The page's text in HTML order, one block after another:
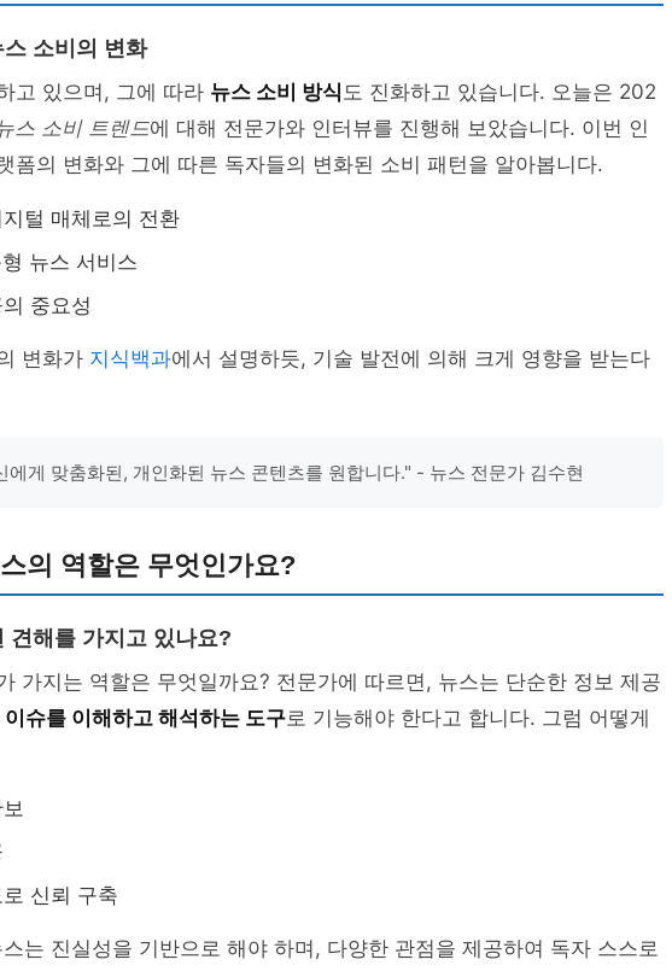
소비의 변화
고 있으며, 그에 따라 뉴스 소비 방식도 진화하고 있습니다. 오늘은 202
스 소비 트렌드에 대해 전문가와 인터뷰를 진행해 보았습니다. 이번 인
폼의 변화와 그에 따른 독자들의 변화된 소비 패턴을 알아봅니다.
털 매체로의 전환
뉴스 서비스
중요성
변화가 지식백과에서 설명하듯, 기술 발전에 의해 크게 영향을 받는다
에게 맞춤화된, 개인화된 뉴스 콘텐츠를 원합니다." - 뉴스 전문가 김수현
의 역할은 무엇인가요?
견해를 가지고 있나요?
가지는 역할은 무엇일까요? 전문가에 따르면, 뉴스는 단순한 정보 제공
슈를 이해하고 해석하는 도구로 기능해야 한다고 합니다. 그럼 어떻게
신뢰 구축
는 진실성을 기반으로 해야 하며, 다양한 관점을 제공하여 독자 스스로